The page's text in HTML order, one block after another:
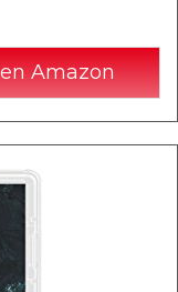
Amazon